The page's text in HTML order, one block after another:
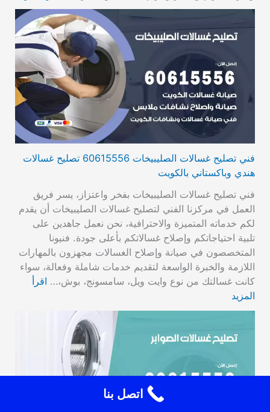
فني تصليح غسالات الصليبيخات 60615556 تصليح غسالات
هندي وباكستاني بالكويت
فني تصليح غسالات الصليبيخات بفخر واعتزاز، يسر فريق
العمل في مركزنا الفني لتصليح غسالات الصليبيخات أن يقدم
لكم خدماته المتميزة والاحترافية، نحن نعمل جاهدين على
تلبية احتياجاتكم وإصلاح غسالاتكم بأعلى جودة. فنيونا
المتخصصون في صيانة وإصلاح الغسالات مجهزون بالمهارات
اللازمة والخبرة الواسعة لتقديم خدمات شاملة وفعالة، سواء
كانت غسالتك من نوع وايت ويل، سامسونج، بوش،… اقرأ
المزيد
اتصل بنا